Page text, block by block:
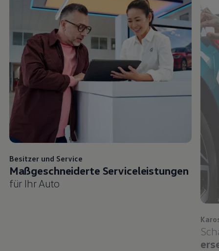
Besitzer und Service
Maßgeschneiderte Serviceleistungen
für Ihr Auto